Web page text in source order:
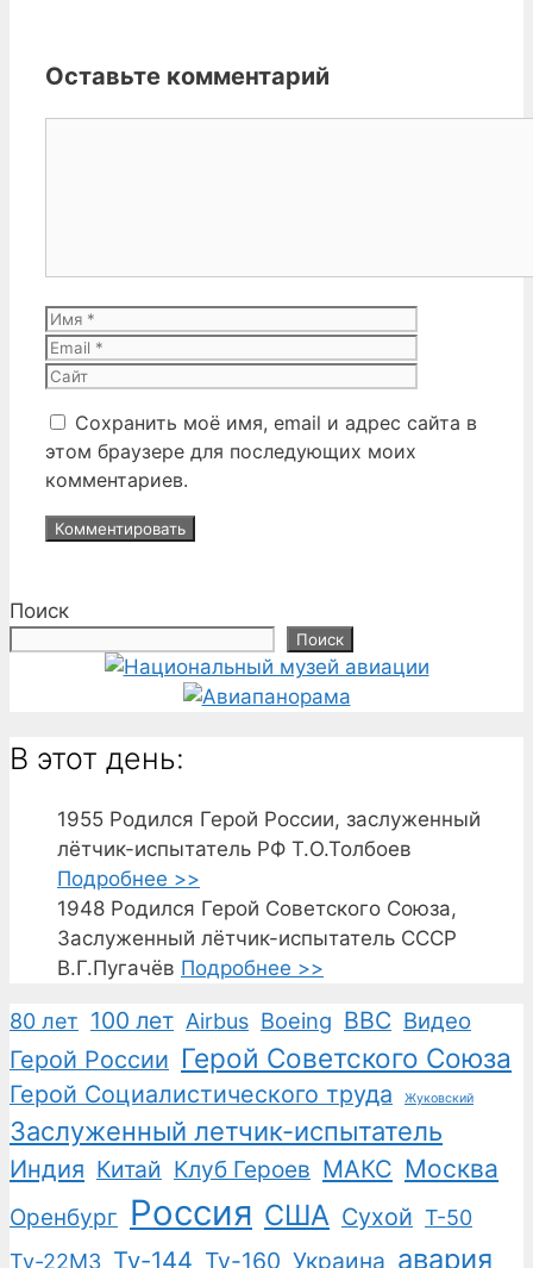
Оставьте комментарий
Имя
Сохранить моё имя, email и адрес сайта в
этом браузере для последующих моих
комментариев.
Поиск
Поиск
В этот день:
1955 Родился Герой России, заслуженный
лётчик-испытатель РФ Т.О.Толбоев
Подробнее >>
1948 Родился Герой Советского Союза,
Заслуженный лётчик-испытатель СССР
В.Г.Пугачёв Подробнее >>
80 лет 100 лет Airbus Boeing ВВС Видео
Герой России Герой Советского Союза
Герой Социалистического труда Жуковский
Заслуженный летчик-испытатель
Индия Китай Клуб Героев МАКС Москва
Оренбург Россия США Сухой Т-50
Ту-22М3 Ту-144 Ту-160 Украина авария